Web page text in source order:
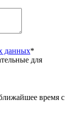
данных*
для
время с